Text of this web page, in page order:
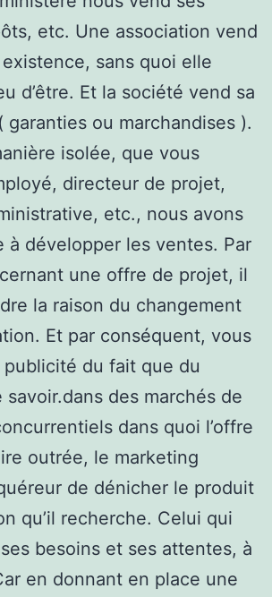
etc. Une association vend
existence, sans quoi elle
d’être. Et la société vend sa
garanties ou marchandises ).
isolée, que vous
directeur de projet,
etc., nous avons
à développer les ventes. Par
une offre de projet, il
la raison du changement
Et par conséquent, vous
du fait que du
des marchés de
dans quoi l’offre
outrée, le marketing
de dénicher le produit
qu’il recherche. Celui qui
besoins et ses attentes, à
en donnant en place une